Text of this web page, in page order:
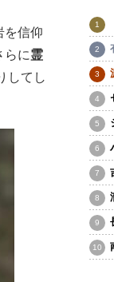
を信仰
らに霊
してし